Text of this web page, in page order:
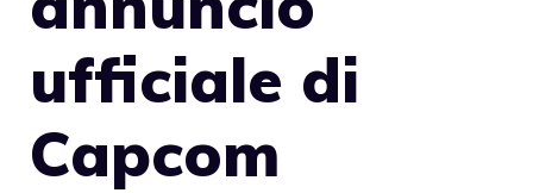
ufficiale di
Capcom